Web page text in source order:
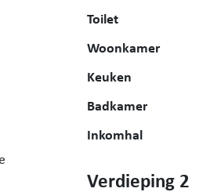
Toilet
Woonkamer
Keuken
Badkamer
Inkomhal
Verdieping 2